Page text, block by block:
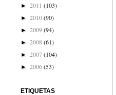
► 2011 (103)
► 2010(90)
► 2009(94)
► 2008(61)
► 2007(104)
► 2006(53)
ETIQUETAS